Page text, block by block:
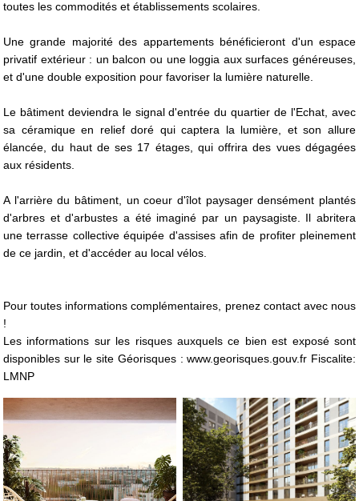
toutes les commodités et établissements scolaires.
Une grande majorité des appartements bénéficieront d'un espace
privatif extérieur : un balcon ou une loggia aux surfaces généreuses,
et d'une double exposition pour favoriser la lumière naturelle.
Le bâtiment deviendra le signal d'entrée du quartier de l'Echat, avec
sa céramique en relief doré qui captera la lumière, et son allure
élancée, du haut de ses 17 étages, qui offrira des vues dégagées
aux résidents.
A l'arrière du bâtiment, un coeur d'îlot paysager densément plantés
d'arbres et d'arbustes a été imaginé par un paysagiste. Il abritera
une terrasse collective équipée d'assises afin de profiter pleinement
de ce jardin, et d'accéder au local vélos.
Pour toutes informations complémentaires, prenez contact avec nous
!
Les informations sur les risques auxquels ce bien est exposé sont
disponibles sur le site Géorisques : www.georisques.gouv.fr Fiscalite:
LMNP